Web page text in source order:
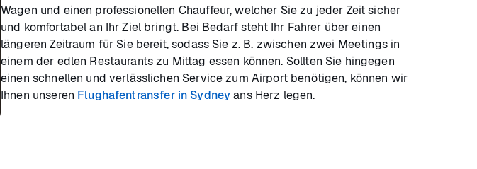
Wagen und einen professionellen Chauffeur, welcher Sie zu jeder Zeit sicher
und komfortabel an Ihr Ziel bringt. Bei Bedarf steht Ihr Fahrer über einen
längeren Zeitraum für Sie bereit, sodass Sie z. B. zwischen zwei Meetings in
einem der edlen Restaurants zu Mittag essen können. Sollten Sie hingegen
einen schnellen und verlässlichen Service zum Airport benötigen, können wir
Ihnen unseren Flughafentransfer in Sydneyans Herz legen.